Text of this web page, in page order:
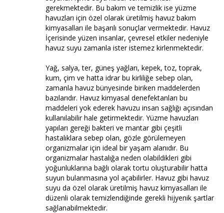
gerekmektedir. Bu bakım ve temizlik ise yüzme
havuzları için özel olarak üretilmiş havuz bakım
kimyasalları ile başarılı sonuçlar vermektedir. Havuz
İçerisinde yüzen insanlar, çevresel etkiler nedeniyle
havuz suyu zamanla ister istemez kirlenmektedir.
Yağ, salya, ter, güneş yağları, kepek, toz, toprak,
kum, çim ve hatta idrar bu kirliliğe sebep olan,
zamanla havuz bünyesinde biriken maddelerden
bazılarıdır. Havuz kimyasal denefektanları bu
maddeleri yok ederek havuzu insan sağlığı açısından
kullanılabilir hale getirmektedir. Yüzme havuzları
yapıları gereği bakteri ve mantar gibi çeşitli
hastalıklara sebep olan, gözle görülemeyen
organizmalar için ideal bir yaşam alanıdır. Bu
organizmalar hastalığa neden olabildikleri gibi
yoğunluklarına bağlı olarak tortu oluşturabilir hatta
suyun bulanmasına yol açabilirler. Havuz gibi havuz
suyu da özel olarak üretilmiş havuz kimyasalları ile
düzenli olarak temizlendiğinde gerekli hijyenik şartlar
sağlanabilmektedir.